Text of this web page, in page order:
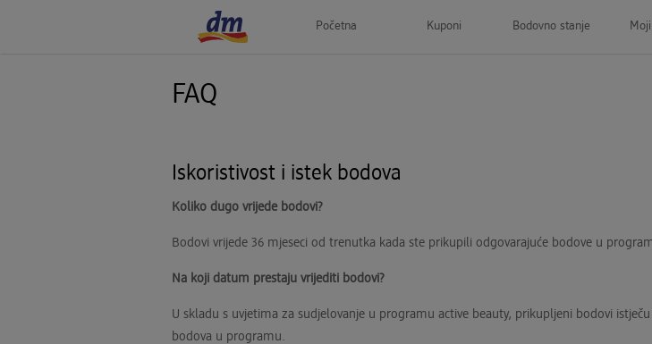
Početna Kuponi Bodovno stanje
FAQ
Iskoristivost i istek bodova
Koliko dugo vrijede bodovi?
Bodovi vrijede 36 mjeseci od trenutka kada ste prikupili odgovarajuće bodove u
Na koji datum prestaju vrijediti bodovi?
U skladu s uvjetima za sudjelovanje u programu active beauty, prikupljeni bodovi
bodova u programu.